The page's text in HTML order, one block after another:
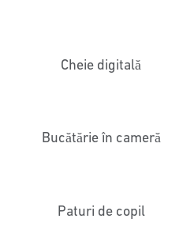
Cheie digitală
Bucătărie în cameră
Paturi de copil